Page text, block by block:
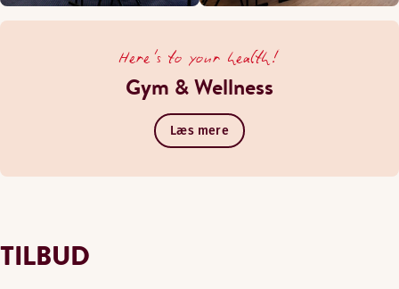
Here's to your health!
Gym & Wellness
Læs mere
TILBUD